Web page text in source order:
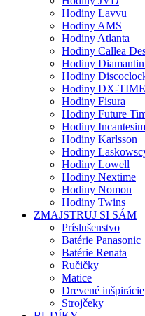
Hodiny Lavvu
Hodiny AMS
Hodiny Atlanta
Hodiny Callea
Hodiny
Hodiny
Hodiny DX-TIME
Hodiny Fisura
Hodiny Future
Hodiny
Hodiny Karlsson
Hodiny
Hodiny Lowell
Hodiny Nextime
Hodiny Nomon
Hodiny Twins
ZMAJSTRUJ SI SÁM
Príslušenstvo
Batérie Panasonic
Batérie Renata
Ručičky
Matice
Drevené inšpirácie
Strojčeky